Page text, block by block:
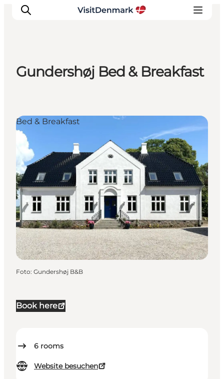
Erlebnisse
Unterkünfte
Reiseplanung
Gundershøj Bed & Breakfast
Book here
6 rooms
Website besuchen
Bed & Breakfast
Foto: Gundershøj B&B